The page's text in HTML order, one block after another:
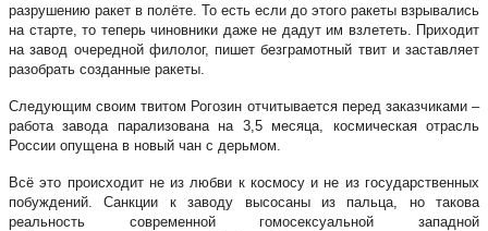
разрушению ракет в полёте. То есть если до этого ракеты взрывались
на старте, то теперь чиновники даже не дадут им взлететь. Приходит
на завод очередной филолог, пишет безграмотный твит и заставляет
разобрать созданные ракеты.
Следующим своим твитом Рогозин отчитывается перед заказчиками –
работа завода парализована на 3,5 месяца, космическая отрасль
России опущена в новый чан с дерьмом.
Всё это происходит не из любви к космосу и не из государственных
побуждений. Санкции к заводу высосаны из пальца, но такова
реальность современной гомосексуальной западной